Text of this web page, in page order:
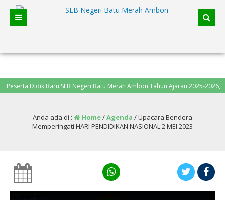
Didik Baru SLB Negeri Batu Merah Ambon Tahun Ajaran 2025-2026,
Anda ada di : Home/Agenda /Upacara Bendera
Memperingati HARI PENDIDIKAN NASIONAL 2 MEI 2023